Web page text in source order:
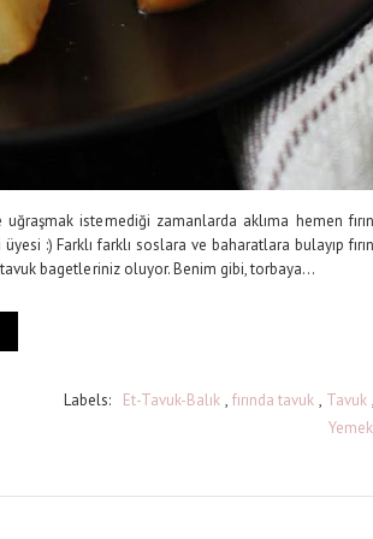
istemediği zamanlarda aklıma hemen fırın
:) Farklı farklı soslara ve baharatlara bulayıp fırın
bagetleriniz oluyor. Benim gibi, torbaya...
Labels: Et-Tavuk-Balık , fırında tavuk , Tavuk ,
Yemek